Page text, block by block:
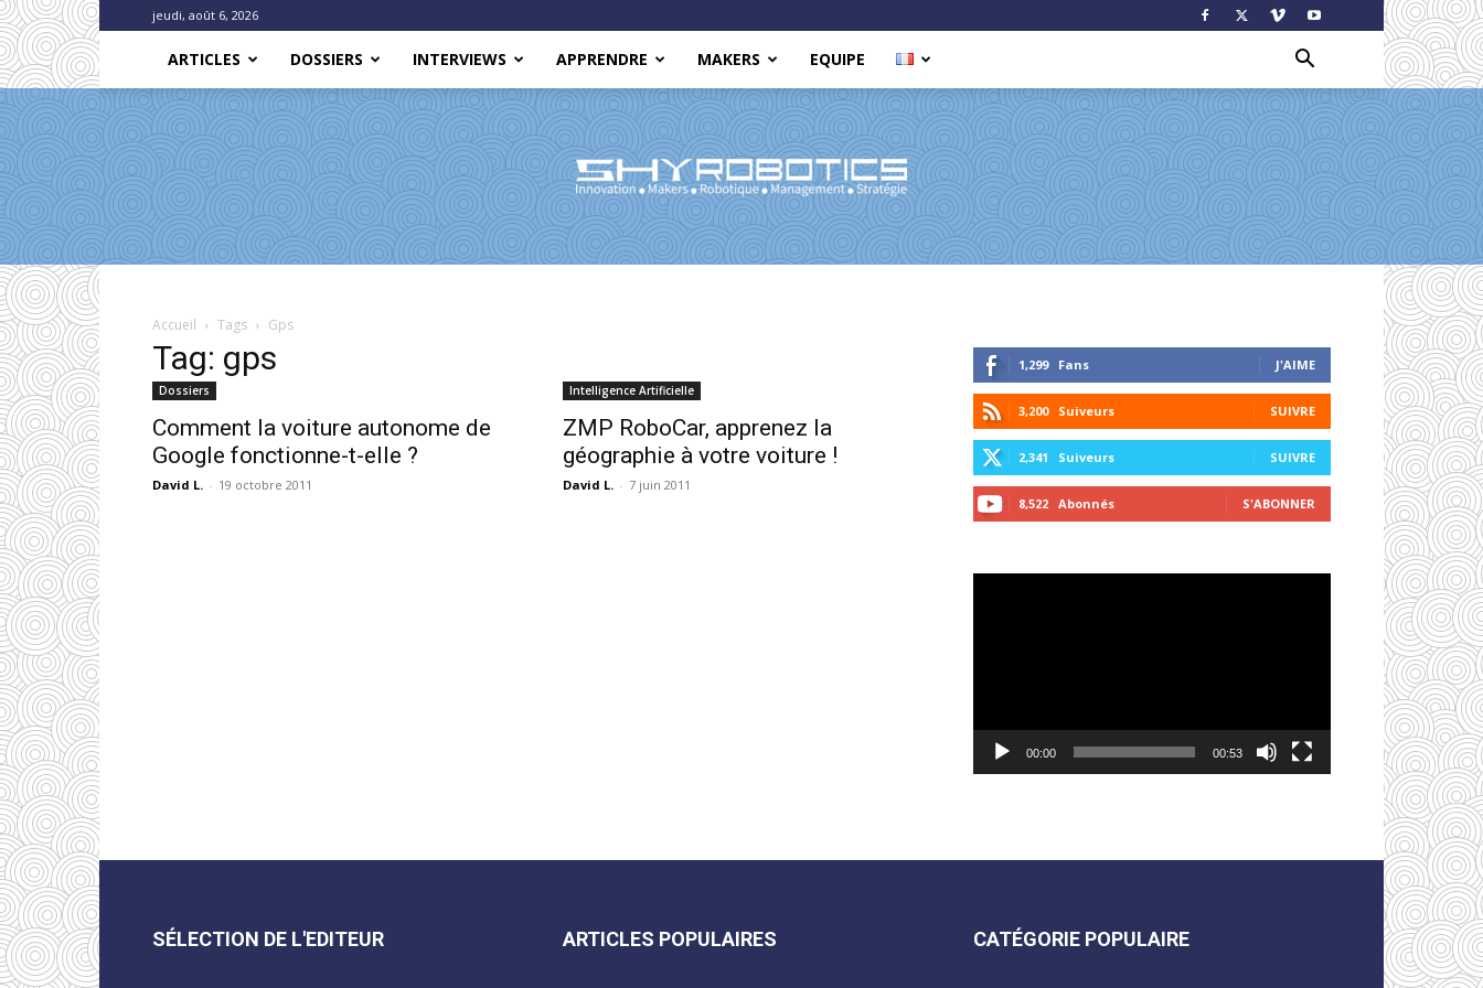
jeudi, août 6, 2026
ARTICLES DOSSIERS INTERVIEWS APPRENDRE MAKERS EQUIPE
Robotics
Accueil Tags Gps
Tag: gps
Dossiers
Comment la voiture autonome de
Google fonctionne-t-elle ?
David L. - 19 octobre 2011
Intelligence Artificielle
ZMP RoboCar, apprenez la
géographie à votre voiture !
David L. - 7 juin 2011
1,299 Fans J'AIME
3,200 Suiveurs SUIVRE
2,341 Suiveurs SUIVRE
8,522 Abonnés S'ABONNER
00:00 00:53
SÉLECTION DE L'EDITEUR ARTICLES POPULAIRES CATÉGORIE POPULAIRE